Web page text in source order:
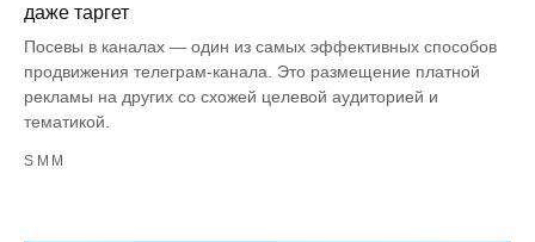
даже таргет
Посевы в каналах — один из самых эффективных способов
продвижения телеграм-канала. Это размещение платной
рекламы на других со схожей целевой аудиторией и
тематикой.
SMM